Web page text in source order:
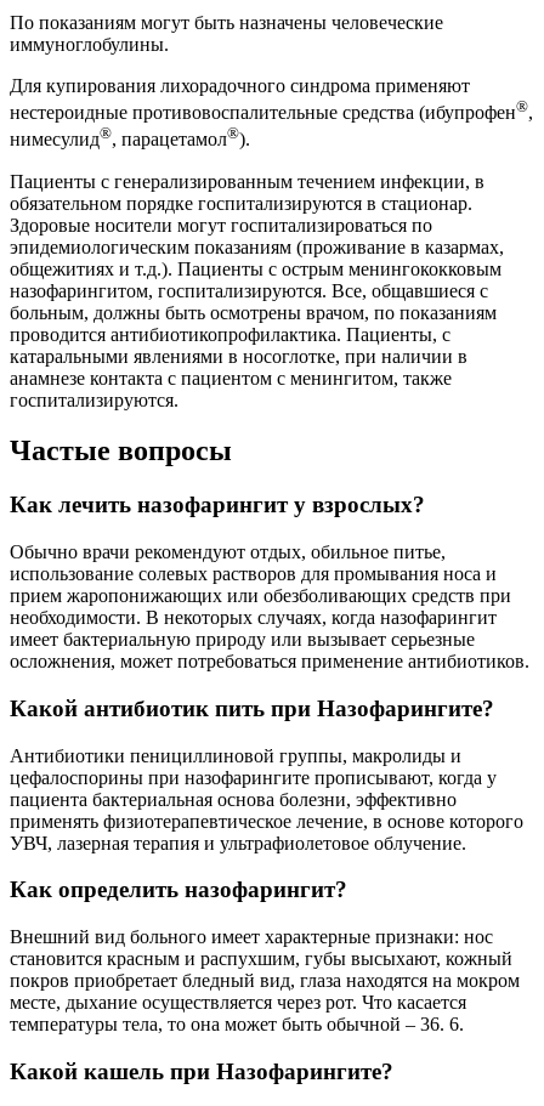
По показаниям могут быть назначены человеческие
иммуноглобулины.
Для купирования лихорадочного синдрома применяют
нестероидные противовоспалительные средства (ибупрофен®,
нимесулид®, парацетамол®).
Пациенты с генерализированным течением инфекции, в
обязательном порядке госпитализируются в стационар.
Здоровые носители могут госпитализироваться по
эпидемиологическим показаниям (проживание в казармах,
общежитиях и т.д.). Пациенты с острым менингококковым
назофарингитом, госпитализируются. Все, общавшиеся с
больным, должны быть осмотрены врачом, по показаниям
проводится антибиотикопрофилактика. Пациенты, с
катаральными явлениями в носоглотке, при наличии в
анамнезе контакта с пациентом с менингитом, также
госпитализируются.
Частые вопросы
Как лечить назофарингит у взрослых?
Обычно врачи рекомендуют отдых, обильное питье,
использование солевых растворов для промывания носа и
прием жаропонижающих или обезболивающих средств при
необходимости. В некоторых случаях, когда назофарингит
имеет бактериальную природу или вызывает серьезные
осложнения, может потребоваться применение антибиотиков.
Какой антибиотик пить при Назофарингите?
Антибиотики пенициллиновой группы, макролиды и
цефалоспорины при назофарингите прописывают, когда у
пациента бактериальная основа болезни, эффективно
применять физиотерапевтическое лечение, в основе которого
УВЧ, лазерная терапия и ультрафиолетовое облучение.
Как определить назофарингит?
Внешний вид больного имеет характерные признаки: нос
становится красным и распухшим, губы высыхают, кожный
покров приобретает бледный вид, глаза находятся на мокром
месте, дыхание осуществляется через рот. Что касается
температуры тела, то она может быть обычной – 36. 6.
Какой кашель при Назофарингите?